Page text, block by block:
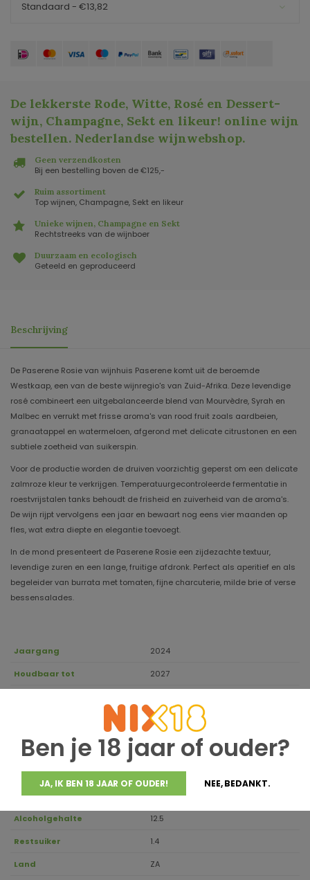
Ben je 18 jaar of ouder?
JA, IK BEN 18 JAAR OF OUDER! NEE, BEDANKT.
Standaard - €13,82
De lekkerste Rode, Witte, Rosé en Dessert-
wijn, Champagne, Sekt en likeur! online wijn
bestellen. Nederlandse wijnwebshop.
Geen verzendkosten
Bij een bestelling boven de €125,-
Ruim assortiment
Top wijnen, Champagne, Sekt en likeur
Unieke wijnen, Champagne en Sekt
Rechtstreeks van de wijnboer
Duurzaam en ecologisch
Geteeld en geproduceerd
Beschrijving
De Paserene Rosie van wijnhuis Paserene komt uit de beroemde
Westkaap, een van de beste wijnregio's van Zuid-Afrika. Deze levendige
rosé combineert een uitgebalanceerde blend van Mourvèdre, Syrah en
Malbec en verrukt met frisse aroma's van rood fruit zoals aardbeien,
granaatappel en watermeloen, afgerond met delicate citrustonen en een
subtiele zoetheid van suikerspin.
Voor de productie worden de druiven voorzichtig geperst om een ​​delicate
zalmroze kleur te verkrijgen. Temperatuurgecontroleerde fermentatie in
roestvrijstalen tanks behoudt de frisheid en zuiverheid van de aroma's.
De wijn rijpt vervolgens een jaar en bewaart nog eens vier maanden op
fles, wat extra diepte en elegantie toevoegt.
In de mond presenteert de Paserene Rosie een zijdezachte textuur,
levendige zuren en een lange, fruitige afdronk. Perfect als aperitief en als
begeleider van burrata met tomaten, fijne charcuterie, milde brie of verse
bessensalades.
Jaargang 2024
Houdbaar tot 2027
Mourvèdre
Western Cape
Aanbevolen
drinktemperatuur
Inhoud 0.75
Alcoholgehalte 12.5
Restsuiker 1.4
Land ZA